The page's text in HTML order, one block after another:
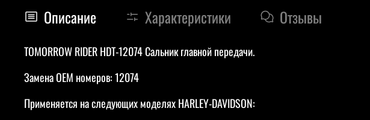
Описание Характеристики Отзывы
TOMORROW RIDER HDT-12074 Сальник главной передачи.
Замена OEM номеров: 12074
Применяется на следующих моделях HARLEY-DAVIDSON: